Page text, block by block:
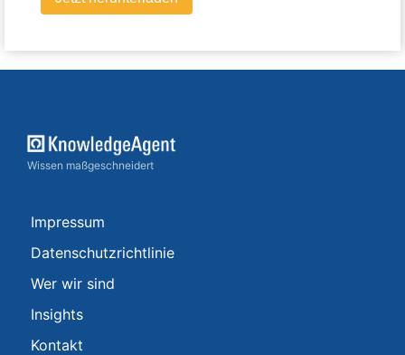
Wissen maßgeschneidert
Impressum
Datenschutzrichtlinie
Wer wir sind
Insights
Kontakt